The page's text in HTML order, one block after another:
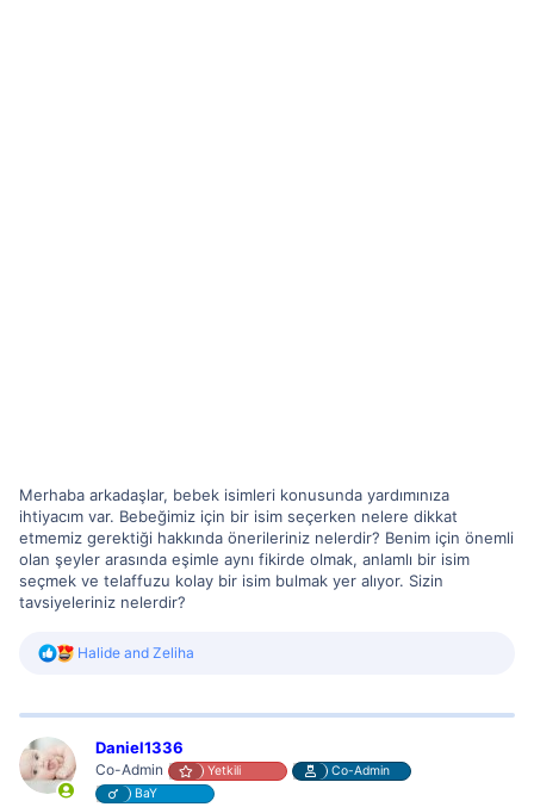
Merhaba arkadaşlar, bebek isimleri konusunda yardımınıza
ihtiyacım var. Bebeğimiz için bir isim seçerken nelere dikkat
etmemiz gerektiği hakkında önerileriniz nelerdir? Benim için önemli
olan şeyler arasında eşimle aynı fikirde olmak, anlamlı bir isim
seçmek ve telaffuzu kolay bir isim bulmak yer alıyor. Sizin
tavsiyeleriniz nelerdir?
R
Halide and Zeliha
Daniel1336
Co-Admin Yetkili
Co-Admin
BaY